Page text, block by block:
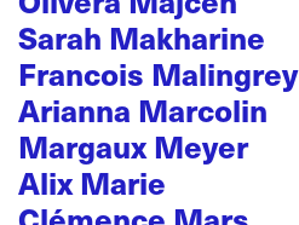
Sarah Makharine
Francois Malingrey
Arianna Marcolin
Margaux Meyer
Alix Marie